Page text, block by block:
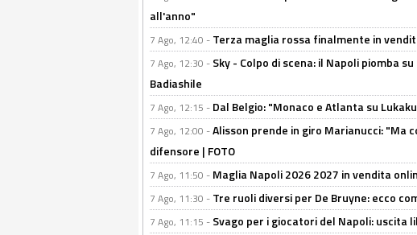
all'anno"
7 Ago, 12:40 - Terza maglia rossa finalmente in
7 Ago, 12:30 - Sky - Colpo di scena: il Napoli piomba
Badiashile
7 Ago, 12:15 - Dal Belgio: "Monaco e Atlanta su
7 Ago, 12:00 -Alisson prende in giro Marianucci: "Ma
difensore | FOTO
7 Ago, 11:50 - Maglia Napoli 2026 2027 in vendita
7 Ago, 11:30 - Tre ruoli diversi per De Bruyne: ecco
7 Ago, 11:15 - Svago per i giocatori del Napoli: uscita